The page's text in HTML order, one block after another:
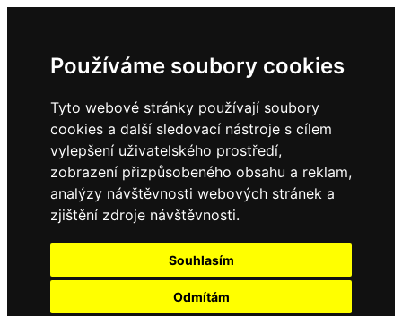
Používáme soubory cookies
Tyto webové stránky používají soubory
cookies a další sledovací nástroje s cílem
vylepšení uživatelského prostředí,
zobrazení přizpůsobeného obsahu a reklam,
analýzy návštěvnosti webových stránek a
zjištění zdroje návštěvnosti.
Souhlasím
Odmítám